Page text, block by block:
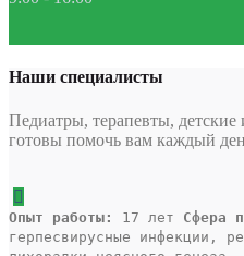
Наши специалисты
Педиатры, терапевты, детские
готовы помочь вам каждый
Опыт работы: 17 лет Сфера
герпесвирусные инфекции,